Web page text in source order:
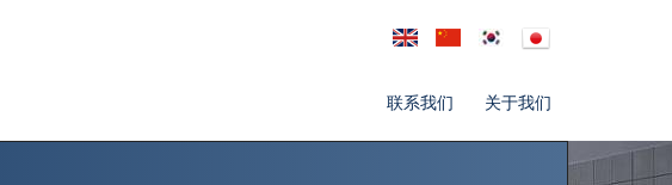
联系我们 关于我们